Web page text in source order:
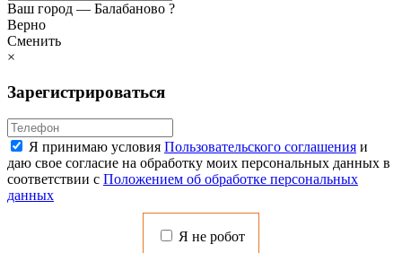
Ваш город — Балабаново ?
Верно
Сменить
×
Зарегистрироваться
Я принимаю условия Пользовательского соглашения и
даю свое согласие на обработку моих персональных данных в
соответствии с Положением об обработке персональных
данных
Я не робот